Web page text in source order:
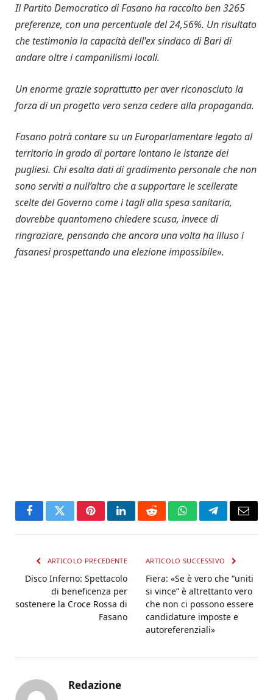
Il Partito Democratico di Fasano ha raccolto ben 3265
preferenze, con una percentuale del 24,56%. Un risultato
che testimonia la capacità dell'ex sindaco di Bari di
andare oltre i campanilismi locali.
Un enorme grazie soprattutto per aver riconosciuto la
forza di un progetto vero senza cedere alla propaganda.
Fasano potrà contare su un Europarlamentare legato al
territorio in grado di portare lontano le istanze dei
pugliesi. Chi esalta dati di gradimento personale che non
sono serviti a null’altro che a supportare le scellerate
scelte del Governo come i tagli alla spesa sanitaria,
dovrebbe quantomeno chiedere scusa, invece di
ringraziare, pensando che ancora una volta ha illuso i
fasanesi prospettando una elezione impossibile».
FacebookTwitterPinterestLinkedInRedditWhatsAppTelegramEmail
ARTICOLO PRECEDENTE
Disco Inferno: Spettacolo
di beneficenza per
sostenere la Croce Rossa di
Fasano
ARTICOLO SUCCESSIVO
Fiera: «Se è vero che “uniti
si vince” è altrettanto vero
che non ci possono essere
candidature imposte e
autoreferenziali»
Redazione